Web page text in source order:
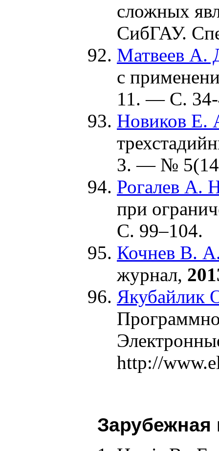
сложных
СибГАУ.
Матвеев А.
с
11. — С.
Новиков Е.
3. — №
Рогалев А.
при
С. 99–104.
Кочнев В.
журнал,
Якубайлик
http://
Зарубежная